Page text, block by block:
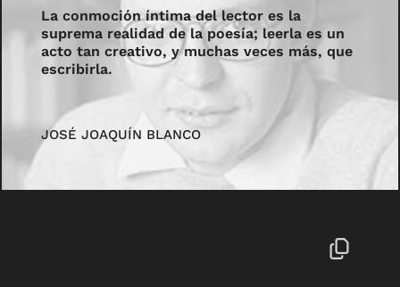
La conmoción íntima del lector es la
suprema realidad de la poesía; leerla es un
acto tan creativo, y muchas veces más, que
escribirla.
JOSÉ JOAQUÍN BLANCO